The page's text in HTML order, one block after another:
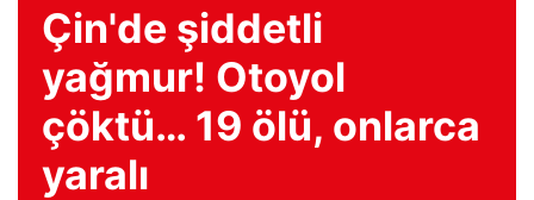
Çin'de şiddetli
yağmur! Otoyol
çöktü… 19 ölü, onlarca
yaralı